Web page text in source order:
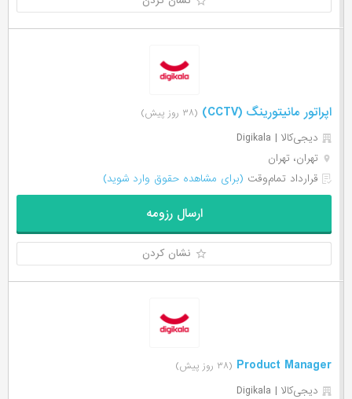
اپراتور مانیتورینگ (CCTV) (۳۸ روز پیش)
دیجی‌‌کالا | Digikala
تهران، تهران
قرارداد تمام‌وقت (برای مشاهده حقوق وارد شوید)
ارسال رزومه
نشان کردن
Product Manager (۳۸ روز پیش)
دیجی‌‌کالا | Digikala